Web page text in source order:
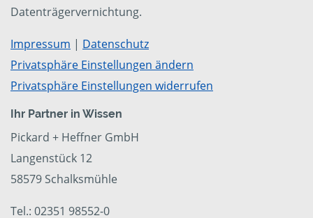
Datenträgervernichtung.
Impressum | Datenschutz
Privatsphäre Einstellungen ändern
Privatsphäre Einstellungen widerrufen
Ihr Partner in Wissen
Pickard + Heffner GmbH
Langenstück 12
58579 Schalksmühle
Tel.: 02351 98552-0